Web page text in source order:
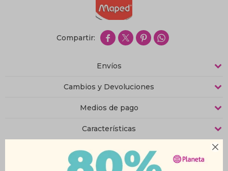

   
Envíos
Cambios y Devoluciones
Medios de pago
Características